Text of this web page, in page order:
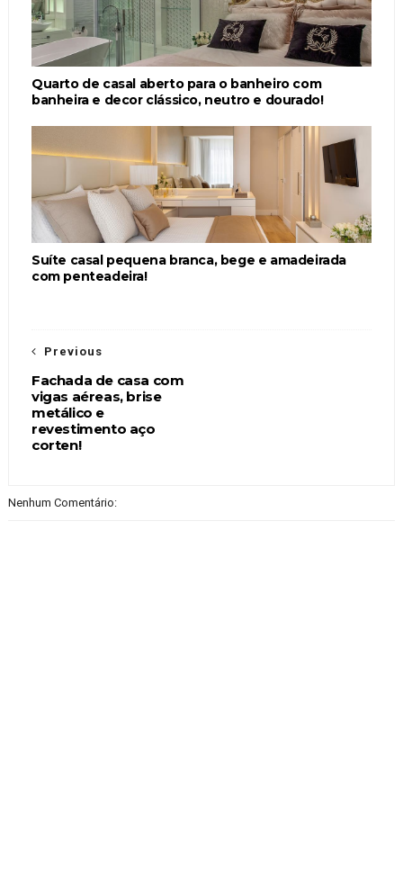
Quarto de casal aberto para o banheiro com
banheira e decor clássico, neutro e dourado!
Suíte casal pequena branca, bege e amadeirada
com penteadeira!
Previous
Fachada de casa com
vigas aéreas, brise
metálico e
revestimento aço
corten!
Nenhum Comentário: